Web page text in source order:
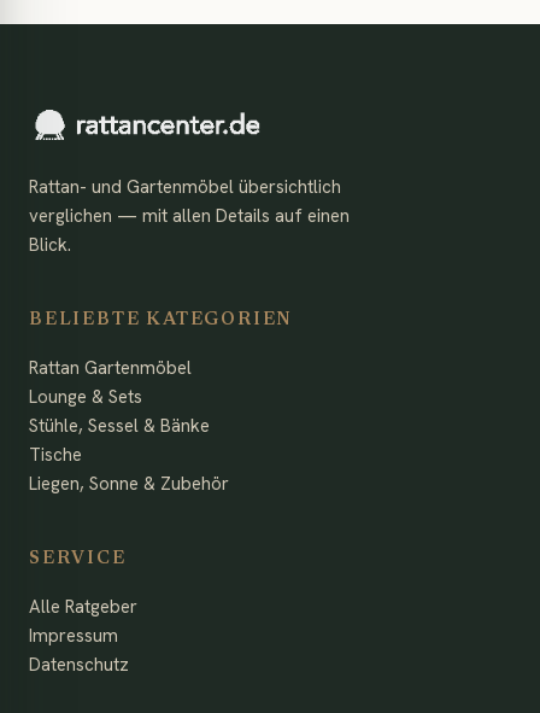
Rattan- und Gartenmöbel übersichtlich
verglichen — mit allen Details auf einen
Blick.
BELIEBTE KATEGORIEN
Rattan Gartenmöbel
Lounge & Sets
Stühle, Sessel & Bänke
Tische
Liegen, Sonne & Zubehör
SERVICE
Alle Ratgeber
Impressum
Datenschutz